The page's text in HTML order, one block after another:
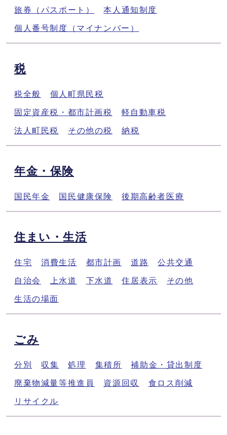
旅券（パスポート） 本人通知制度
個人番号制度（マイナンバー）
税
税全般 個人町県民税
固定資産税・都市計画税 軽自動車税
法人町民税 その他の税 納税
年金・保険
国民年金 国民健康保険 後期高齢者医療
住まい・生活
住宅 消費生活 都市計画 道路 公共交通
自治会 上水道 下水道 住居表示 その他
生活の場面
ごみ
分別 収集 処理 集積所 補助金・貸出制度
廃棄物減量等推進員 資源回収 食ロス削減
リサイクル